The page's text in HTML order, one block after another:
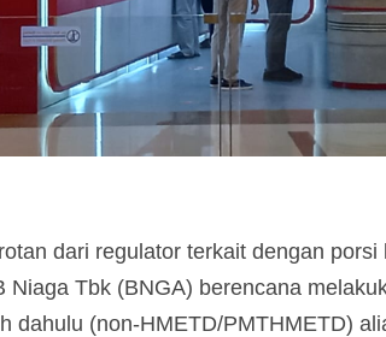
dari regulator terkait dengan
Niaga Tbk (BNGA) berencana
dahulu (non-HMETD/PMTHMETD)